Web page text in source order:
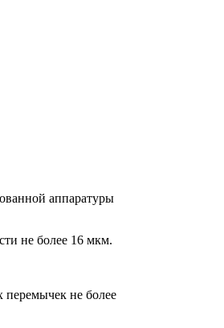
аппаратуры
не более 16 мкм.
не более